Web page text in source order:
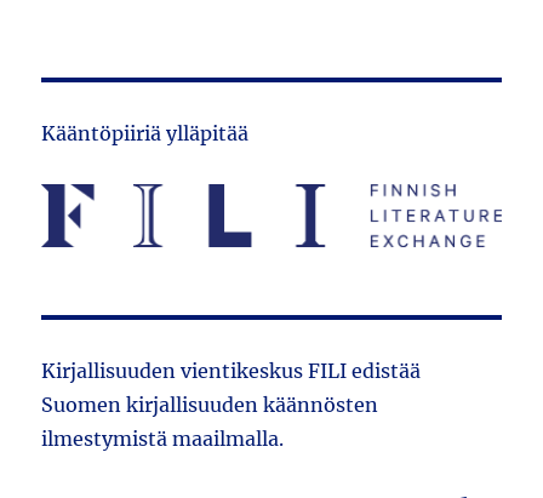
Kääntöpiiriä ylläpitää
Kirjallisuuden vientikeskus FILI edistää
Suomen kirjallisuuden käännösten
ilmestymistä maailmalla.